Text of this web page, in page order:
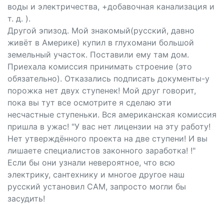
воды и электричества, +добавочная канализация и
т. д. ).
Другой эпизод. Мой знакомый(русский, давно
живёт в Америке) купил в глухомани большой
земельный участок. Поставили ему там дом.
Приехала комиссия принимать строение (это
обязательно). Отказались подписать документы-у
порожка нет двух ступенек! Мой друг говорит,
пока вы тут все осмотрите я сделаю эти
несчастные ступеньки. Вся американская комиссия
пришла в ужас! "У вас нет лицензии на эту работу!
Нет утверждённого проекта на две ступени! И вы
лишаете специалистов законного заработка! !"
Если бы они узнали невероятное, что всю
электрику, сантехнику и многое другое наш
русский установил САМ, запросто могли бы
засудить!